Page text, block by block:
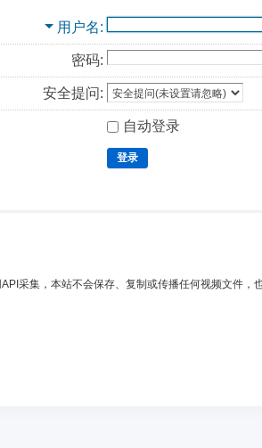
用户名
密码:
安全提问:
自动登录
登录
采集，本站不会保存、复制或传播任何视频文件